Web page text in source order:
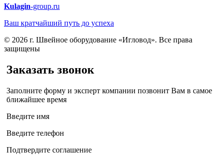
Kulagin-group.ru
Ваш кратчайший путь до успеха
© 2026 г. Швейное оборудование «Игловод». Все права
защищены
Заказать звонок
Заполните форму и эксперт компании позвонит Вам в самое
ближайшее время
Введите имя
Введите телефон
Подтвердите соглашение